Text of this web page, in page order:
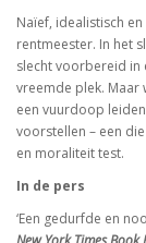
Naïef, idealistisch
rentmeester. In het
slecht voorbereid in
vreemde plek. Maar
een vuurdoop
voorstellen – een
en moraliteit test.
In de pers
‘Een gedurfde en